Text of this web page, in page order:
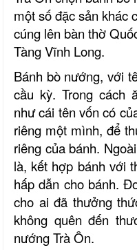
một số đặc sản khác
cúng lên bàn thờ
Tàng Vĩnh Long.
Bánh bò nướng, với
cầu kỳ. Trong cách
như cái tên vốn có
riêng một mình, để
riêng của bánh.
là, kết hợp bánh với
hấp dẫn cho bánh.
cho ai đã thưởng
không quên đến
nướng Trà Ôn.